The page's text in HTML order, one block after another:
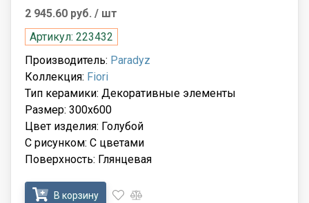
2 945.60 руб. / шт
Артикул: 223432
Производитель: Paradyz
Коллекция: Fiori
Тип керамики: Декоративные элементы
Размер: 300x600
Цвет изделия: Голубой
С рисунком: С цветами
Поверхность: Глянцевая
В корзину